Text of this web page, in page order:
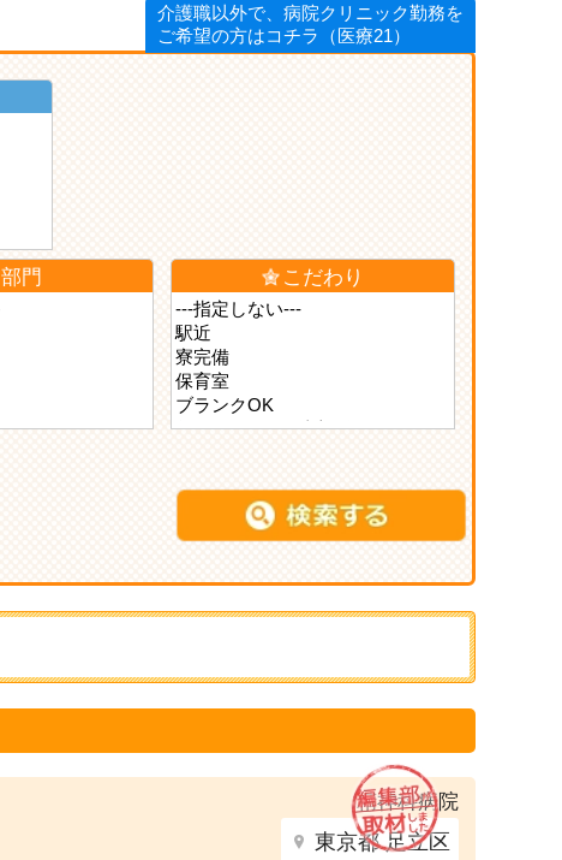
介護職以外で、病院クリニック勤務を
ご希望の方はコチラ（医療21）
部門 こだわり
精神科病院
東京都 足立区